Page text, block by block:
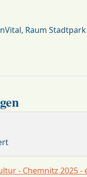
Raum Stadtpark
- Chemnitz